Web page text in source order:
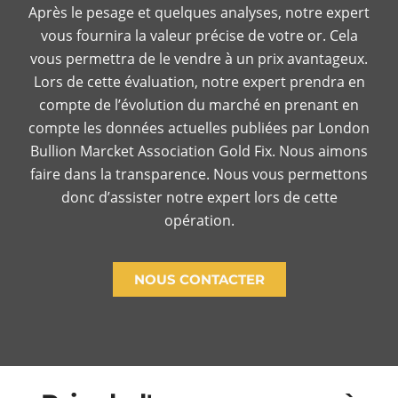
Après le pesage et quelques analyses, notre expert
vous fournira la valeur précise de votre or. Cela
vous permettra de le vendre à un prix avantageux.
Lors de cette évaluation, notre expert prendra en
compte de l’évolution du marché en prenant en
compte les données actuelles publiées par London
Bullion Marcket Association Gold Fix. Nous aimons
faire dans la transparence. Nous vous permettons
donc d’assister notre expert lors de cette
opération.
NOUS CONTACTER